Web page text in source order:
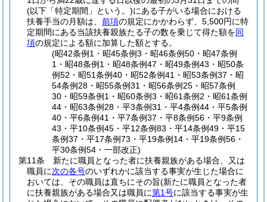
(以下「特定期間」という。)にある子がいる場合における
扶養手当の月額は、 前項の規定にかかわらず、5,500円に特
定期間にある当該扶養親族たる子の数を乗じて得た額を同
項の規定による額に加算した額とする。
(昭42条例1・昭45条例3・昭46条例50・昭47条例
1・昭48条例1・昭48条例47・昭49条例43・昭50条
例52・昭51条例40・昭52条例41・昭53条例37・昭
54条例28・昭55条例31・昭56条例25・昭57条例
30・昭59条例1・昭60条例3・昭61条例2・昭61条例
44・昭63条例28・平3条例31・平4条例44・平5条例
40・平6条例41・平7条例37・平8条例56・平9条例
43・平10条例45・平12条例83・平14条例49・平15
条例37・平17条例73・平19条例14・平19条例56・
平30条例54・一部改正)
第11条
新たに職員となった者に扶養親族がある場合、又は
職員に次の各号のいずれかに該当する事実が生じた場合に
おいては、その職員は直ちにその旨(新たに職員となった者
に扶養親族がある場合又は職員に第1号に該当する事実が生